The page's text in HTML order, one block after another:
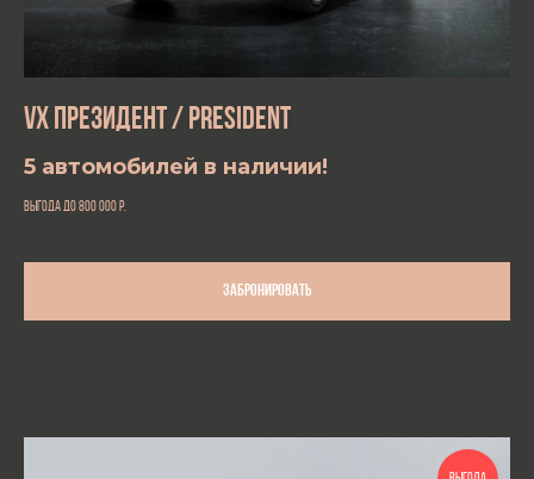
VX ПРЕЗИДЕНТ / PRESIDENT
5 автомобилей в наличии!
выгода до 800 000 р.
Забронировать